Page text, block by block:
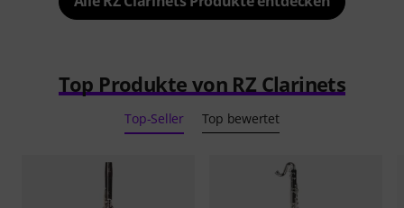
Top Produkte von RZ Clarinets
Top-Seller Top bewertet